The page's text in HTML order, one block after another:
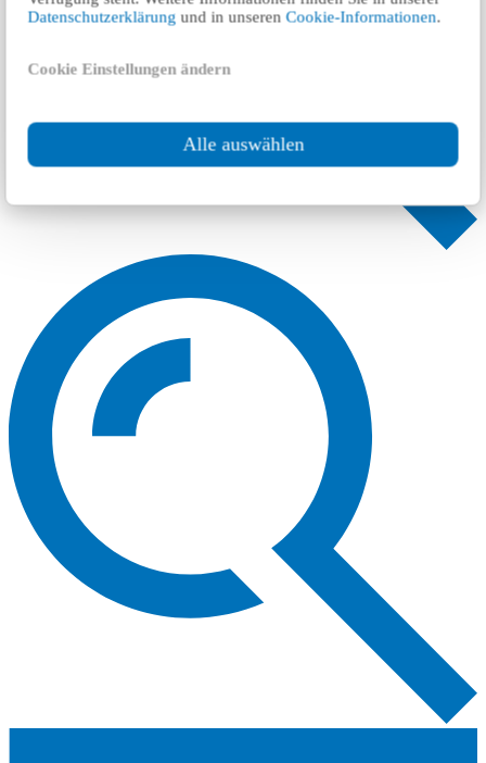
Datenschutzerklärung und in unserenCookie-Informationen.
Cookie Einstellungen ändern
Alle auswählen